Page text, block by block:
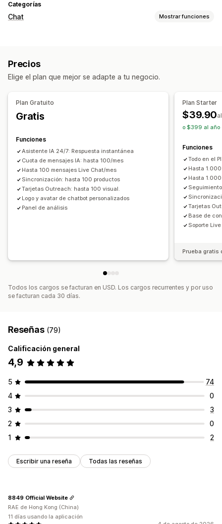
Categorías
Chat Mostrar funciones
Chat de correo electrónico
Subida de archivos Múltiples idiomas
Devolución de llamada
Seguimiento del comportamiento
Informes y estadísticas del agente
Respuestas automatizadas
Recuperación de carritos
Verificación de COD
Descuentos
Preguntas frecuentes
Recomendaciones de productos
Respuestas rápidas
Revisar solicitudes Alertas de envío
Color y fuente
Ventana del chat
Mensajes de bienvenida
Botones del chat
Etiquetas Asignación del chat
Flujos del chat Avatar del agente
Precios
Elige el plan que mejor se adapte a tu negocio.
Plan Gratuito
Gratis
Funciones
Asistente IA 24/7: Respuesta instantánea
Cuota de mensajes IA: hasta 100/mes
Hasta 100 mensajes Live Chat/mes
Sincronización: hasta 100 productos
Tarjetas Outreach: hasta 100 visual.
Logo y avatar de chatbot personalizados
Panel de análisis
Plan Starter
$39.90
o $399 al año
Funciones
Todo en el
Hasta
Hasta
Tarjetas
Base de
Soporte
Prueba gratis
Todos los cargos se facturan en USD. Los cargos recurrentes y por uso
se facturan cada 30 días.
Reseñas (79)
Calificación general
4,9
5
74
4
0
3
3
2
0
1
2
Escribir una reseña Todas las reseñas
8849 Official Website
RAE de Hong Kong (China)
11 días usando la aplicación